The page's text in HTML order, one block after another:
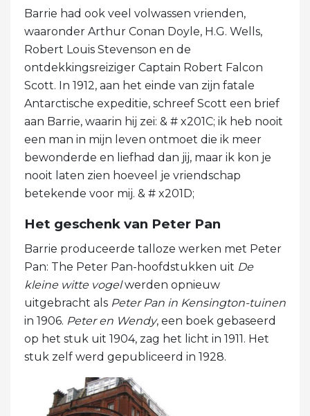
Barrie had ook veel volwassen vrienden,
waaronder Arthur Conan Doyle, H.G. Wells,
Robert Louis Stevenson en de
ontdekkingsreiziger Captain Robert Falcon
Scott. In 1912, aan het einde van zijn fatale
Antarctische expeditie, schreef Scott een brief
aan Barrie, waarin hij zei: & # x201C; ik heb nooit
een man in mijn leven ontmoet die ik meer
bewonderde en liefhad dan jij, maar ik kon je
nooit laten zien hoeveel je vriendschap
betekende voor mij. & # x201D;
Het geschenk van Peter Pan
Barrie produceerde talloze werken met Peter
Pan: The Peter Pan-hoofdstukken uit De
kleine witte vogelwerden opnieuw
uitgebracht als Peter Pan in Kensington-tuinen
in 1906. Peter en Wendy, een boek gebaseerd
op het stuk uit 1904, zag het licht in 1911. Het
stuk zelf werd gepubliceerd in 1928.